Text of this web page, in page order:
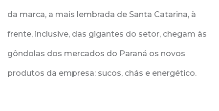
da marca, a mais lembrada de Santa Catarina, à
frente, inclusive, das gigantes do setor, chegam às
gôndolas dos mercados do Paraná os novos
produtos da empresa: sucos, chás e energético.